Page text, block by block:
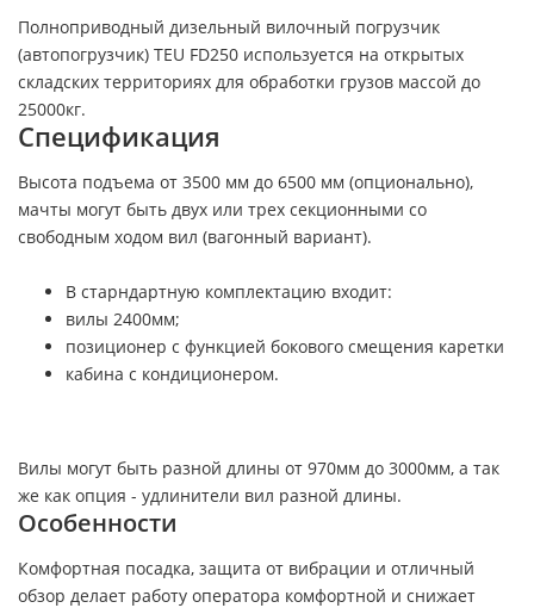
Полноприводный дизельный вилочный погрузчик
(автопогрузчик) TEU FD250 используется на открытых
складских территориях для обработки грузов массой до
25000кг.
Спецификация
Высота подъема от 3500 мм до 6500 мм (опционально),
мачты могут быть двух или трех секционными со
свободным ходом вил (вагонный вариант).
В старндартную комплектацию входит:
вилы 2400мм;
позиционер с функцией бокового смещения каретки
кабина с кондиционером.
Вилы могут быть разной длины от 970мм до 3000мм, а так
же как опция - удлинители вил разной длины.
Особенности
Комфортная посадка, защита от вибрации и отличный
обзор делает работу оператора комфортной и снижает